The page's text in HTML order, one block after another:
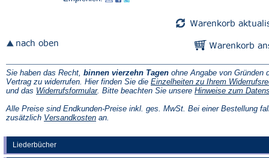
Liederbücher
Sie haben das Recht, binnen vierzehn Tagen ohne Angabe von Gründen
Vertrag zu widerrufen. Hier finden Sie die Einzelheiten zu Ihrem
und das Widerrufsformular(Öffnet
einem
neuen
. Bitte beachten Sie unsere Hinweise zum
Alle Preise sind Endkunden-Preise inkl. ges. MwSt. Bei einer Bestellung
zusätzlich Versandkosten(Öffnet
an.